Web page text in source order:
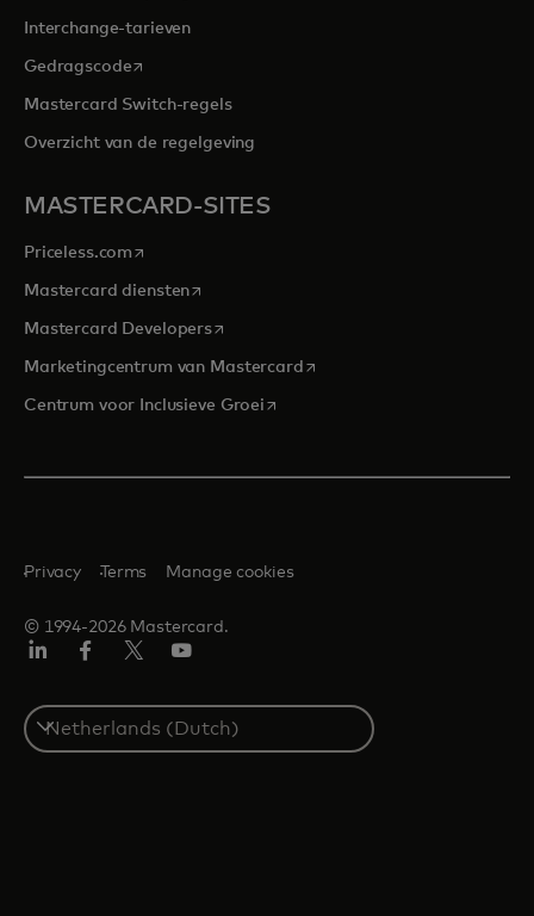
Interchange-tarieven
Gedragscodeopens in a new tab
Mastercard Switch-regels
Overzicht van de regelgeving
MASTERCARD-SITES
Priceless.com opens in a new tab
Mastercard dienstenopens in a new tab
Mastercard Developersopens in a new tab
Marketingcentrum van Mastercardopens in a new tab
Centrum voor Inclusieve Groeiopens in a new tab
© 1994-2026 Mastercard.
Privacy Terms Manage cookies
Select
a
country